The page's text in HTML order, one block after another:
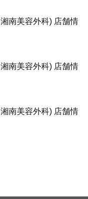
南美容外科) 店舗情
南美容外科) 店舗情
南美容外科) 店舗情